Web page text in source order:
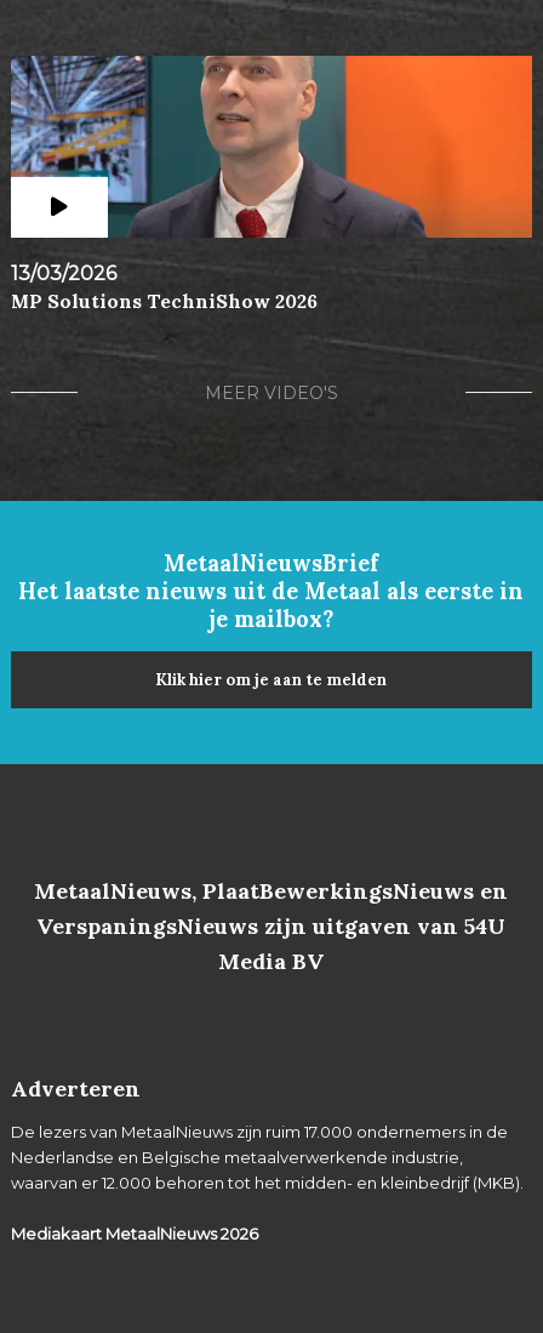
13/03/2026
MP Solutions TechniShow 2026
MEER VIDEO'S
MetaalNieuwsBrief
Het laatste nieuws uit de Metaal als eerste in
je mailbox?
Klik hier om je aan te melden
MetaalNieuws, PlaatBewerkingsNieuws en
VerspaningsNieuws zijn uitgaven van 54U
Media BV
Adverteren
De lezers van MetaalNieuws zijn ruim 17.000 ondernemers in de
Nederlandse en Belgische metaalverwerkende industrie,
waarvan er 12.000 behoren tot het midden- en kleinbedrijf (MKB).
Mediakaart MetaalNieuws2026